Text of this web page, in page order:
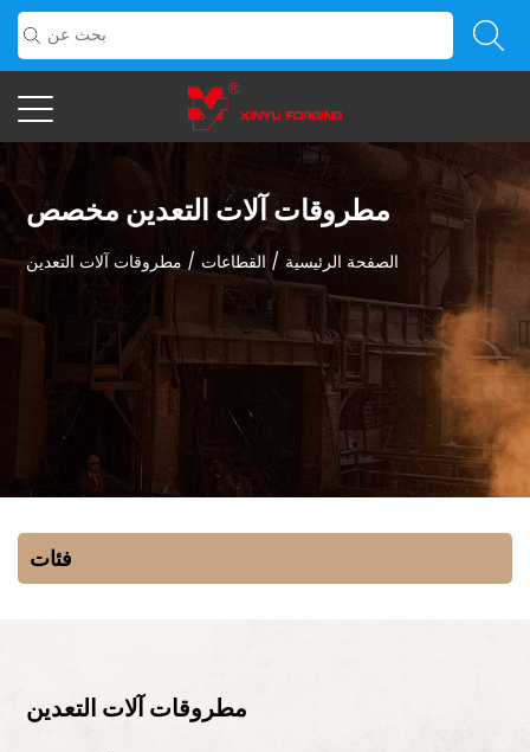
مطروقات آلات التعدين مخصص
الصفحة الرئيسية / القطاعات /مطروقات آلات التعدين
فئات
مطروقات آلات التعدين